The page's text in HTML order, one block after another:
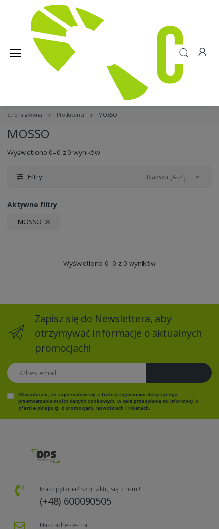
Strona główna Producenci MOSSO
MOSSO
Wyświetlono 0–0 z 0 wyników
Filtry Nazwa [A-Z]
Aktywne filtry
MOSSO
Wyświetlono 0–0 z 0 wyników
Zapisz się do Newslettera, aby
otrzymywać informacje o aktualnych
promocjach!
Adres email
Oświadczam, że zapoznałem się z treścią regulaminu dotyczącego
przetwarzania moich danych osobowych, w celu przesyłania mi informacji o
ofercie sklepu tj. o promocjach, nowościach i rabatach.
Masz pytania? Skontaktuj się z nami!
(+48) 600090505
Nasz adres e-mail